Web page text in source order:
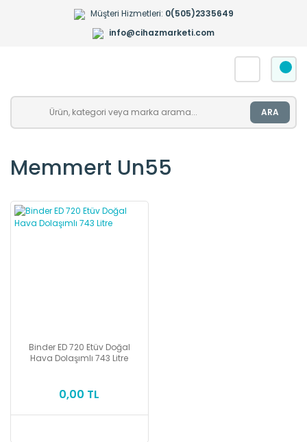
Müşteri Hizmetleri: 0(505)2335649
info@cihazmarketi.com
ARA
Memmert Un55
Binder ED 720 Etüv Doğal
Hava Dolaşımlı 743 Litre
0,00 TL